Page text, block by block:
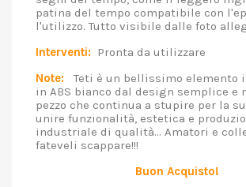
patina del tempo compatibile con
l'utilizzo. Tutto visibile dalle foto
Interventi: Pronta da utilizzare
Note: Teti è un bellissimo elemento
in ABS bianco dal design semplice e
pezzo che continua a stupire per la
unire funzionalità, estetica e
industriale di qualità... Amatori e
fateveli scappare!!!
Buon Acquisto!